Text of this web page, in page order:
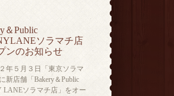
＆Public
ソラマチ店
ンのお知らせ
年５月３日「東京ソラマ
新店舗「Bakery＆Public
LANEソラマチ店」をオー